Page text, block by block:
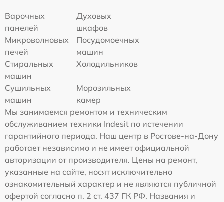
Варочных
панелей
Духовых
шкафов
Микроволновых
печей
Посудомоечных
машин
Стиральных
машин
Холодильников
Сушильных
машин
Морозильных
камер
Мы занимаемся ремонтом и техническим
обслуживанием техники Indesit по истечении
гарантийного периода. Наш центр в Ростове-на-Дону
работает независимо и не имеет официальной
авторизации от производителя. Цены на ремонт,
указанные на сайте, носят исключительно
ознакомительный характер и не являются публичной
офертой согласно п. 2 ст. 437 ГК РФ. Названия и